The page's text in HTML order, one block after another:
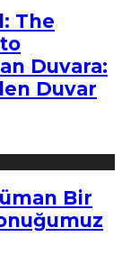
The
Duvara:
Duvar
Bir